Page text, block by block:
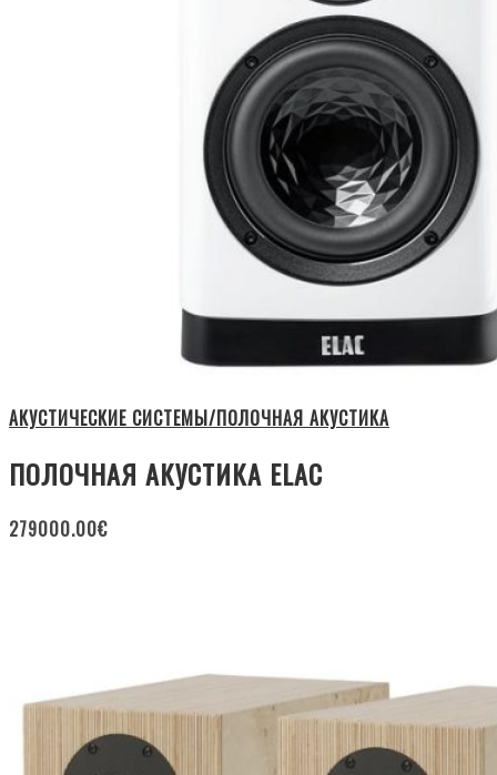
АКУСТИЧЕСКИЕ СИСТЕМЫ/ПОЛОЧНАЯ АКУСТИКА
ПОЛОЧНАЯ АКУСТИКА ELAC
279000.00€